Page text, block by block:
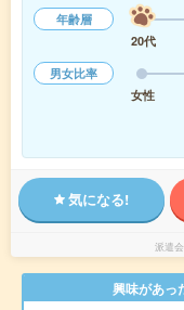
年齢層
20代
男女比率
女性
気になる!
派遣
興味があっ